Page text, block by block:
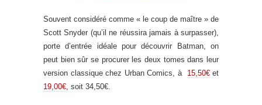
Souvent considéré comme « le coup de maître » de
Scott Snyder (qu’il ne réussira jamais à surpasser),
porte d’entrée idéale pour découvrir Batman, on
peut bien sûr se procurer les deux tomes dans leur
version classique chez Urban Comics, à 15,50€et
19,00€, soit 34,50€.